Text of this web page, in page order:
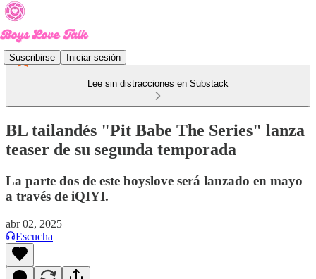
Suscribirse Iniciar sesión
Lee sin distracciones en Substack
BL tailandés "Pit Babe The Series" lanza
teaser de su segunda temporada
La parte dos de este boyslove será lanzado en mayo
a través de iQIYI.
abr 02, 2025
Escucha